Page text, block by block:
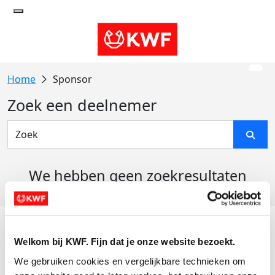
Welkom bij KWF. Fijn dat je onze website bezoekt.
We gebruiken cookies en vergelijkbare technieken om
Sponsor
Zoek een deelnemer
We hebben geen zoekresultaten
Actiematerialen
Evenementen